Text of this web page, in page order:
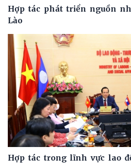
Hợp tác phát triển nguồn
Lào
Hợp tác trong lĩnh vực lao